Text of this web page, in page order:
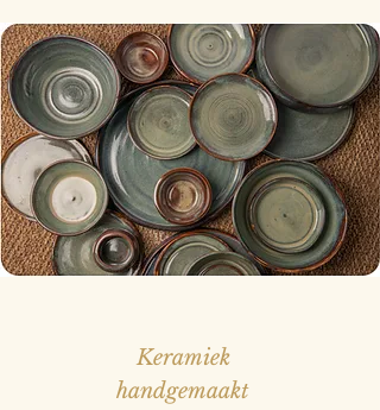
Keramiek
handgemaakt